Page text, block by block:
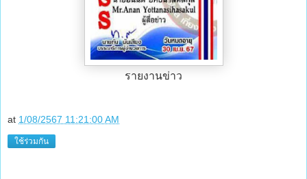
รายงานข่าว
at 1/08/2567 11:21:00 AM
ใช้ร่วมกัน